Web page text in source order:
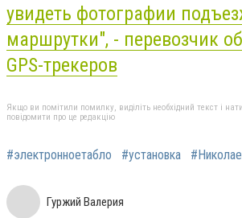
увидеть фотографии
маршрутки", - перевозчик
GPS-трекеров
Якщо ви помітили помилку, виділіть необхідний текст і
повідомити про це редакцію
#электронноетабло #установка
Гуржий Валерия